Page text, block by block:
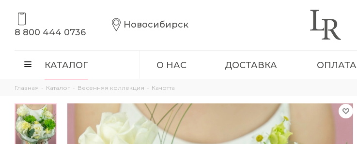
8 800 444 0736
Новосибирск
КАТАЛОГ О НАС ДОСТАВКА ОПЛАТА
Главная - Каталог - Весенняя коллекция - Качотта